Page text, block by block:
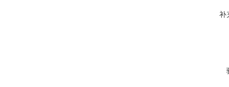
补